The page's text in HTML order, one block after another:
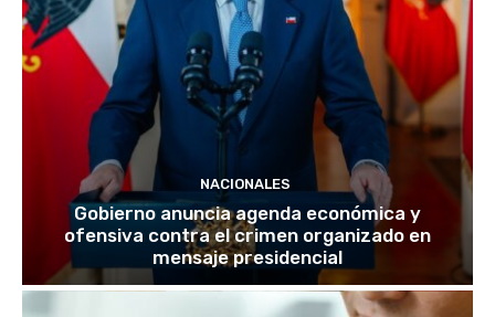
NACIONALES
Gobierno anuncia agenda económica y
ofensiva contra el crimen organizado en
mensaje presidencial